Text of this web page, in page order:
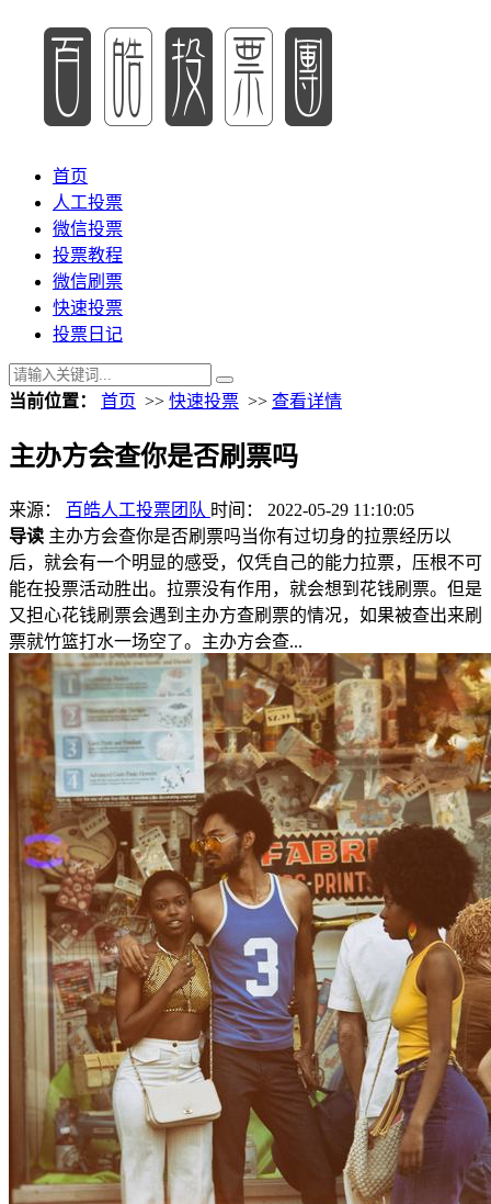
首页
人工投票
微信投票
投票教程
微信刷票
快速投票
投票日记
当前位置： 首页 >> 快速投票 >> 查看详情
主办方会查你是否刷票吗
来源： 百皓人工投票团队 时间： 2022-05-29 11:10:05
导读 主办方会查你是否刷票吗当你有过切身的拉票经历以
后，就会有一个明显的感受，仅凭自己的能力拉票，压根不可
能在投票活动胜出。拉票没有作用，就会想到花钱刷票。但是
又担心花钱刷票会遇到主办方查刷票的情况，如果被查出来刷
票就竹篮打水一场空了。主办方会查...